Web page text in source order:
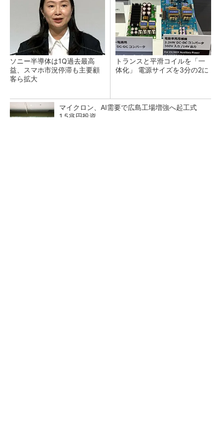
ソニー半導体は1Q過去最高
益、スマホ市況停滞も主要顧
客ら拡大
トランスと平滑コイルを「一
体化」 電源サイズを3分の2に
マイクロン、AI需要で広島工場増強へ起工式
1.5兆円投資